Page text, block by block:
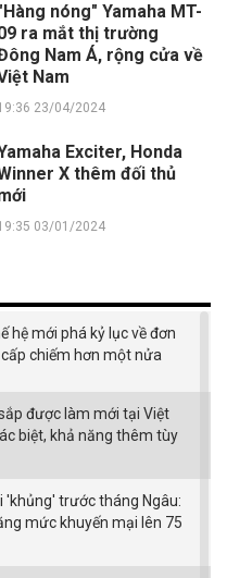
nóng" Yamaha MT-
ra mắt thị trường
Nam Á, rộng cửa về
Nam
23/04/2024
Exciter, Honda
X thêm đối thủ
03/01/2024
hệ mới phá kỷ lục về đơn
chiếm hơn một nửa
được làm mới tại Việt
biệt, khả năng thêm tùy
'khủng' trước tháng Ngâu:
mức khuyến mại lên 75